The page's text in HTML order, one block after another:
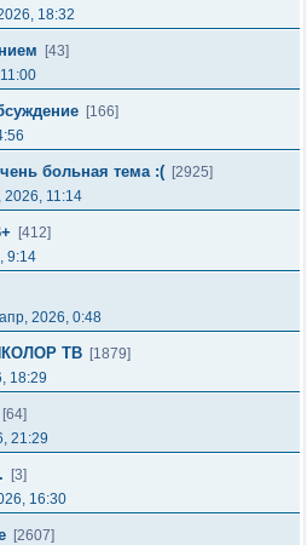
18:32
[43]
[166]
больная тема :( [2925]
2026, 11:14
[412]
9:14
2026, 0:48
ТВ [1879]
18:29
[64]
21:29
[3]
16:30
[2607]